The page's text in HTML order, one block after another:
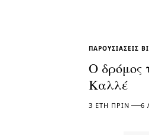
ΠΑΡΟΥΣΙΆΣΕΙΣ
Ο δρόμος
Καλλέ
3 ΈΤΗ ΠΡΙΝ 6